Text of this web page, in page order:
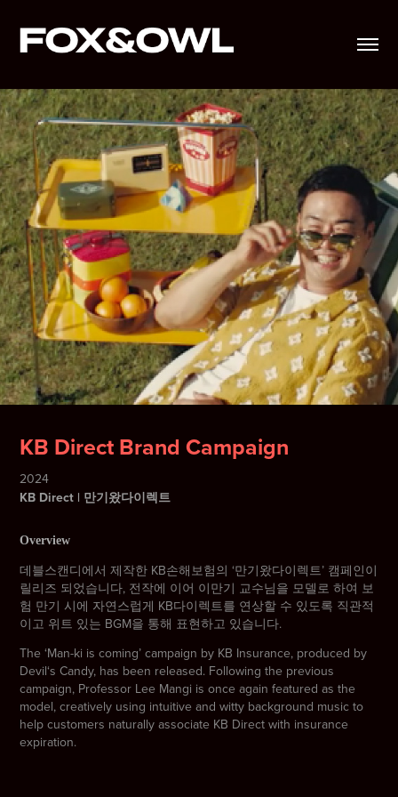
KB Direct Brand Campaign
2024
KB Direct | 만기왔다이렉트
Overview
데블스캔디에서 제작한 KB손해보험의 ‘만기왔다이렉트’ 캠페인이
릴리즈 되었습니다, 전작에 이어 이만기 교수님을 모델로 하여 보
험 만기 시에 자연스럽게 KB다이렉트를 연상할 수 있도록 직관적
이고 위트 있는 BGM을 통해 표현하고 있습니다.
The ‘Man-ki is coming’ campaign by KB Insurance, produced by
Devil‘s Candy, has been released. Following the previous
campaign, Professor Lee Mangi is once again featured as the
model, creatively using intuitive and witty background music to
help customers naturally associate KB Direct with insurance
expiration.